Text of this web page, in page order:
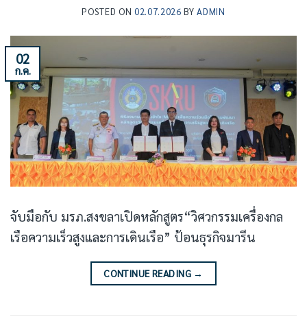
POSTED ON02.07.2026 BYADMIN
02
ก.ค.
จับมือกับ มรภ.สงขลาเปิดหลักสูตร“วิศวกรรมเครื่องกล
เรือความเร็วสูงและการเดินเรือ” ป้อนธุรกิจมารีน
CONTINUE READING →